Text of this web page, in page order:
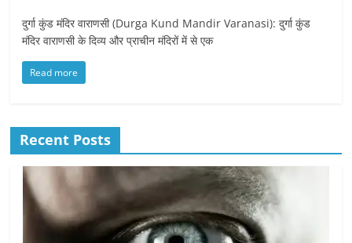
दुर्गा कुंड मंदिर वाराणसी (Durga Kund Mandir Varanasi): दुर्गा कुंड
मंदिर वाराणसी के दिव्य और प्राचीन मंदिरों में से एक
Read more
Recent Posts